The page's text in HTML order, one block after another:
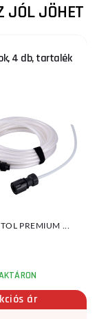
JÓL JÖHET
4 db, tartalék
PREMIUM ...
ár